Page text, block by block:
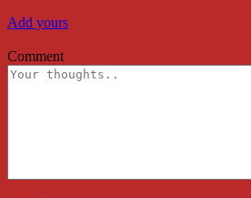
Add yours
Comment